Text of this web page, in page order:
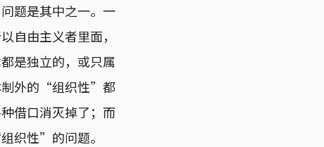
题是其中之一。一
由主义者里面，
是独立的，或只属
制外的“组织性”都
借口消灭掉了；而
织性”的问题。